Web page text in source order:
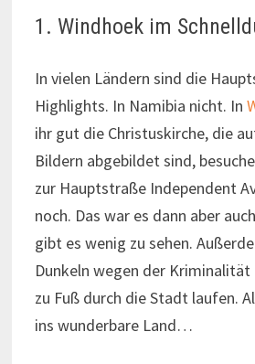
1. Windhoek im
In vielen Ländern sind die
Highlights. In Namibia nicht. In
ihr gut die Christuskirche, die
Bildern abgebildet sind,
zur Hauptstraße Independent
noch. Das war es dann aber
gibt es wenig zu sehen.
Dunkeln wegen der
zu Fuß durch die Stadt laufen.
ins wunderbare Land…